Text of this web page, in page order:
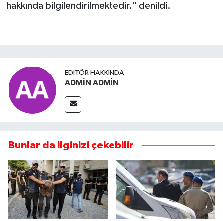
hakkında bilgilendirilmektedir." denildi.
EDITÖR HAKKINDA
ADMİN ADMİN
Bunlar da ilginizi çekebilir